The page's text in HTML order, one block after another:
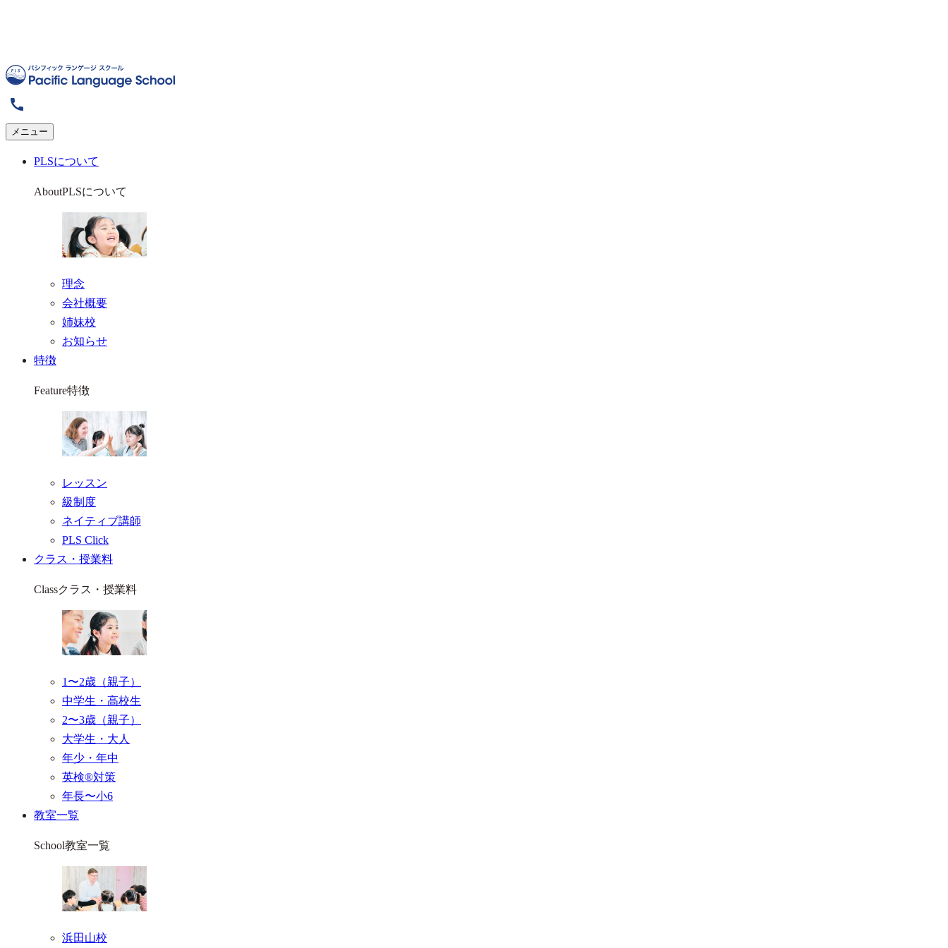
メニュー
PLSについて
AboutPLSについて
理念
会社概要
姉妹校
お知らせ
特徴
Feature特徴
レッスン
級制度
ネイティブ講師
PLS Click
クラス・授業料
Classクラス・授業料
1〜2歳（親子）
中学生・高校生
2〜3歳（親子）
大学生・大人
年少・年中
英検®対策
年長〜小6
教室一覧
School教室一覧
浜田山校